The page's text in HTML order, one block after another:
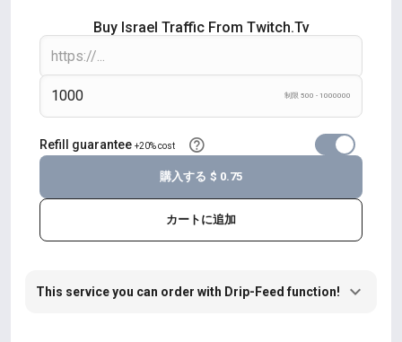
Buy Israel Traffic From Twitch.tv
制限 500 - 1000000
Refill guarantee +20% cost
カートに追加
購入する $ 0.75
This service you can order with Drip-Feed function!